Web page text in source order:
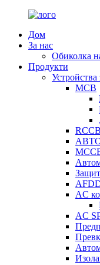
Дом
За нас
Обиколка
Продукти
MCB
AC
AC